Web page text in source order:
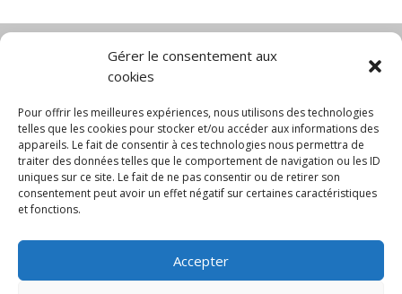
Gérer le consentement aux
cookies
Pour offrir les meilleures expériences, nous utilisons des technologies
telles que les cookies pour stocker et/ou accéder aux informations des
appareils. Le fait de consentir à ces technologies nous permettra de
traiter des données telles que le comportement de navigation ou les ID
uniques sur ce site. Le fait de ne pas consentir ou de retirer son
consentement peut avoir un effet négatif sur certaines caractéristiques
et fonctions.
Accepter
Diable électrique
Chariot manutention
CGV
Mentions légales
Politique de confidentialité et protection des
données
Paiement sécurisé
Gérer mes cookies
© 2025 MNG SORARE. Tous droits réservés. Prix
affichés en euros et hors TVA. Site dédié aux